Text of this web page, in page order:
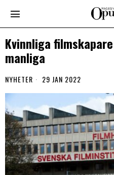
Kvinnliga
manliga
NYHETER 29 JAN 2022